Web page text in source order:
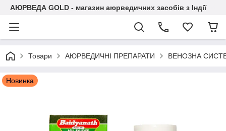
АЮРВЕДА GOLD - магазин аюрведичних засобів з Індії
Товари АЮРВЕДИЧНІ ПРЕПАРАТИ ВЕНОЗНА
Новинка